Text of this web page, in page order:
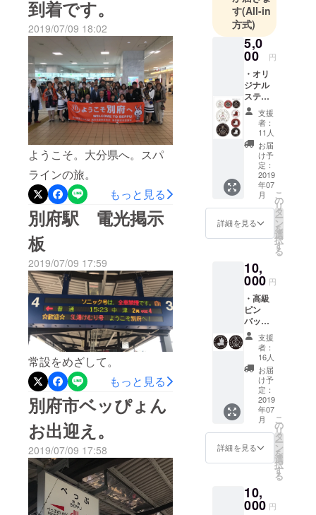
この企画は、駅や沿線に危
険防止、資金集め、各市町
村のおもてなし等々数多く
のボランティアに支えられ
て実現しました。この感動
と感謝は今後の活動の原動
力になると思います。今後
共よろしくおねがいしま
す。感謝申し上げます。
（涙）次回まで皆様お元気
で!!。「SL大分」で検索たく
さんの動画が出てきます。
朝日新聞さんはなんと空撮
をしています。必見です。
それでは、また。
到着です。
2019/07/09 18:02
ようこそ。大分県へ。スパ
ラインの旅。
もっと見る
別府駅 電光掲示
板
2019/07/09 17:59
常設をめざして。
もっと見る
別府市ベッぴょん
お出迎え。
2019/07/09 17:58
す(All-in
方式)
5,0
00 円
・オリ
ジナル
ステッ
カー SL
湯けむ
りブラ
ンド
マーク
入りB6
版シー
ルで
す。
支援
者：
11人
お届
け予
定：
2019
年07
月
詳細を見る
こ
の
リ
タ
ー
ン
を
選
択
す
る
10,
000 円
・高級
ピン
バッジ
2個セッ
ト 高級
いぶし
銀のオ
リジナ
ルピン
バッジ
です。
支援
者：
16人
お届
け予
定：
2019
年07
月
詳細を見る
こ
の
リ
タ
ー
ン
を
選
択
す
る
10,
000 円